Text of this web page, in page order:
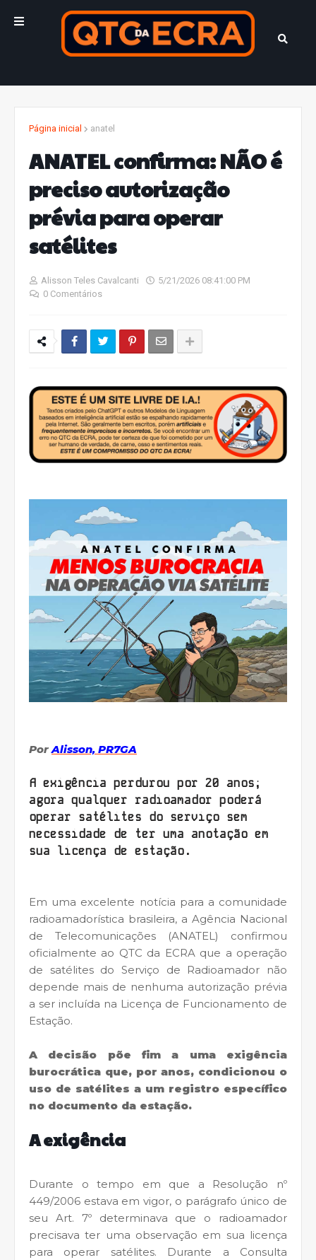
Página inicial anatel
ANATEL confirma: NÃO é
preciso autorização
prévia para operar
satélites
Alisson Teles Cavalcanti
5/21/2026 08:41:00 PM
0 Comentários
PorAlisson, PR7GA
A exigência perdurou por 20 anos;
agora qualquer radioamador poderá
operar satélites do serviço sem
necessidade de ter uma anotação em
sua licença de estação.
Em uma excelente notícia para a comunidade
radioamadorística brasileira, a Agência Nacional
de Telecomunicações (ANATEL) confirmou
oficialmente ao QTC da ECRA que a operação
de satélites do Serviço de Radioamador não
depende mais de nenhuma autorização prévia
a ser incluída na Licença de Funcionamento de
Estação.
A decisão põe fim a uma exigência
burocrática que, por anos, condicionou o
uso de satélites a um registro específico
no documento da estação.
A exigência
Durante o tempo em que a Resolução nº
449/2006 estava em vigor, o parágrafo único de
seu Art. 7º determinava que o radioamador
precisava ter uma observação em sua licença
para operar satélites. Durante a Consulta